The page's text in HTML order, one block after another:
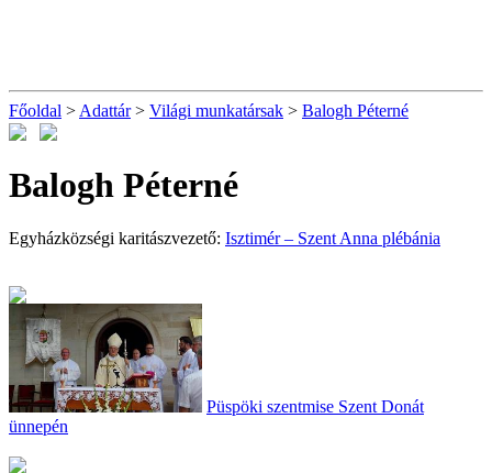
Főoldal > Adattár> Világi munkatársak > Balogh Péterné
Balogh Péterné
Egyházközségi karitászvezető: Isztimér – Szent Anna plébánia
Püspöki szentmise Szent Donát
ünnepén